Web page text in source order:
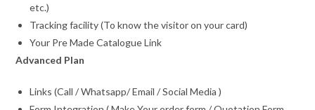
etc.)
Tracking facility (To know the visitor on your card)
Your Pre Made Catalogue Link
Advanced Plan
Links (Call / Whatsapp/ Email / Social Media )